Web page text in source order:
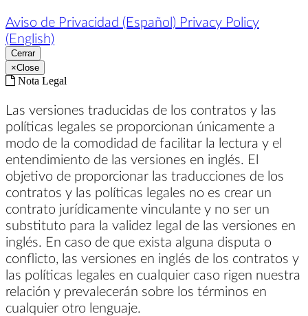
Aviso de Privacidad (Español) Privacy Policy
(English)
Cerrar
×Close
Nota Legal
Las versiones traducidas de los contratos y las
políticas legales se proporcionan únicamente a
modo de la comodidad de facilitar la lectura y el
entendimiento de las versiones en inglés. El
objetivo de proporcionar las traducciones de los
contratos y las políticas legales no es crear un
contrato jurídicamente vinculante y no ser un
substituto para la validez legal de las versiones en
inglés. En caso de que exista alguna disputa o
conflicto, las versiones en inglés de los contratos y
las políticas legales en cualquier caso rigen nuestra
relación y prevalecerán sobre los términos en
cualquier otro lenguaje.